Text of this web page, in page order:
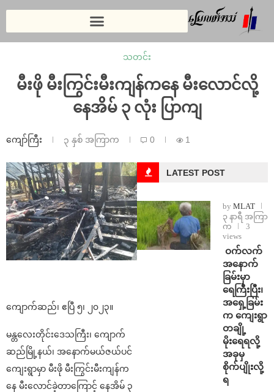
သတင်း
မီးဖို မီးကြွင်းမီးကျန်ကနေ မီးလောင်လို့
နေအိမ် ၃ လုံး ပြာကျ
ကျော်ကြီး ၃ နှစ် အကြာက 0 1
ကျောက်ဆည်၊ ဧပြီ ၅၊ ၂၀၂၃။
မန္တလေးတိုင်းဒေသကြီး၊ ကျောက်
ဆည်မြို့နယ်၊ အနောက်မယ်ဇယ်ပင်
ကျေးရွာမှာ မီးဖို မီးကြွင်းမီးကျန်က
နေ မီးလောင်ခဲ့တာကြောင့် နေအိမ် ၃
LATEST POST
by MLAT
၃ နာရီ အကြာ
က
3
views
⁩ ⁨ဝက်လက်
အနောက်
ခြမ်းမှာ
ရေကြီးပြီး၊
အရှေ့ခြမ်း
က ကျေးရွာ
တချို့
မိုးရေရလို့
အခုမှ
စိုက်ပျိုးလို့
ရ